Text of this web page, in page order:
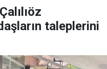
taleplerini